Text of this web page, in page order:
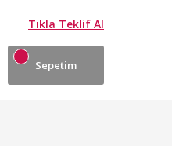
Tıkla Teklif Al
Sepetim